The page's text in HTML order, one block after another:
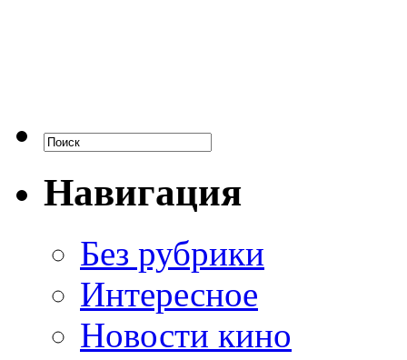
Навигация
Без рубрики
Интересное
Новости кино